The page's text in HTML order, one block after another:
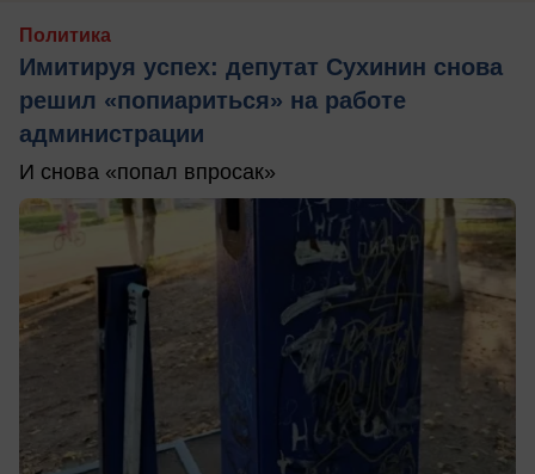
Политика
Имитируя успех: депутат Сухинин снова
решил «попиариться» на работе
администрации
И снова «попал впросак»